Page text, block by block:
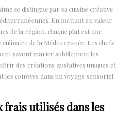
se distingue par sa cuisine créative
En mettant en valeur
de la région, chaque plat est une
culinaire de la Méditerranée. Les chefs
savent marier subtilement les
des créations gustatives uniques et
convives dans un voyage sensoriel
frais utilisés dans les